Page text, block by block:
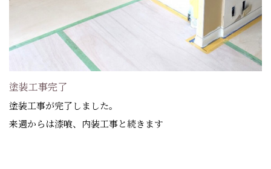
塗装工事完了
塗装工事が完了しました。
来週からは漆喰、内装工事と続きます